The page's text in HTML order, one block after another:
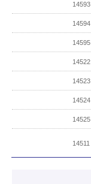
14593
14594
14595
14522
14523
14524
14525
14511